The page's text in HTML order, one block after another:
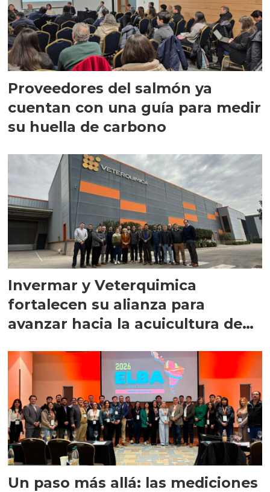
Proveedores del salmón ya
cuentan con una guía para medir
su huella de carbono
Invermar y Veterquimica
fortalecen su alianza para
avanzar hacia la acuicultura de
Un paso más allá: las mediciones